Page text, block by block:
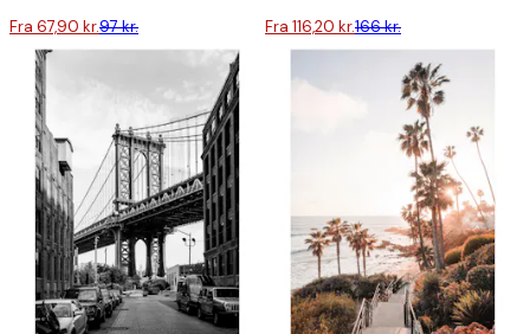
Fra 67,90 kr.97 kr. Fra 116,20 kr.166 kr.